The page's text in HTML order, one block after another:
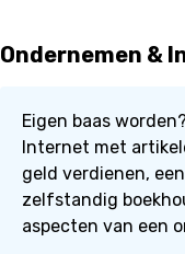
Ondernemen &
Eigen baas
Internet met
geld verdienen,
zelfstandig
aspecten van een